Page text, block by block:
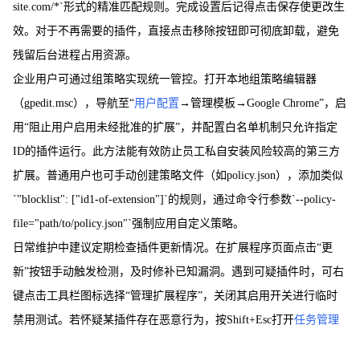
site.com/*`形式的精准匹配规则。完成设置后记得点击保存使更改生
效。对于不再需要的插件，直接点击移除按钮即可彻底卸载，避免
残留后台进程占用资源。
企业用户可通过组策略实现统一管控。打开本地组策略编辑器
（gpedit.msc），导航至“用户配置 →管理模板→Google Chrome”，启
用“阻止用户启用未经批准的扩展”，并配置白名单机制只允许指定
ID的插件运行。此方法能有效防止员工私自安装风险较高的第三方
扩展。普通用户也可手动创建策略文件（如policy.json），添加类似
`"blocklist": ["id1-of-extension"]`的规则，通过命令行参数`--policy-
file="path/to/policy.json"`强制应用自定义策略。
日常维护中建议定期检查插件更新情况。在扩展程序页面点击“更
新”按钮手动触发检测，及时修补已知漏洞。遇到可疑插件时，可右
键点击工具栏图标选择“管理扩展程序”，关闭其启用开关进行临时
禁用测试。若怀疑某插件存在恶意行为，按Shift+Esc打开任务管理